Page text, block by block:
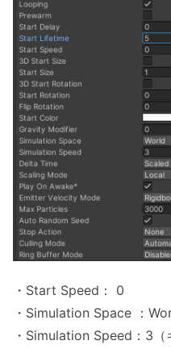
・Start Speed： 0
・Simulation Space ：
・Simulation Speed：3（